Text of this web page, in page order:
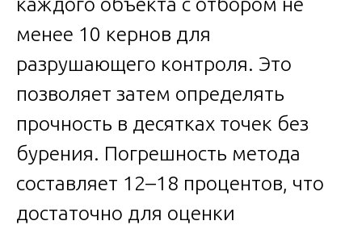
менее 10 кернов для
разрушающего контроля. Это
позволяет затем определять
прочность в десятках точек без
бурения. Погрешность метода
составляет 12–18 процентов, что
достаточно для оценки